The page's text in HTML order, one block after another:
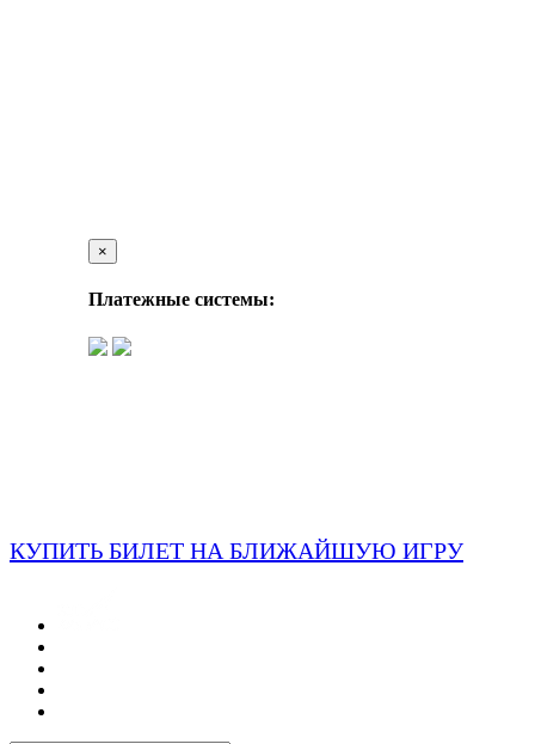
×
Платежные системы:
КУПИТЬ БИЛЕТ НА БЛИЖАЙШУЮ ИГРУ